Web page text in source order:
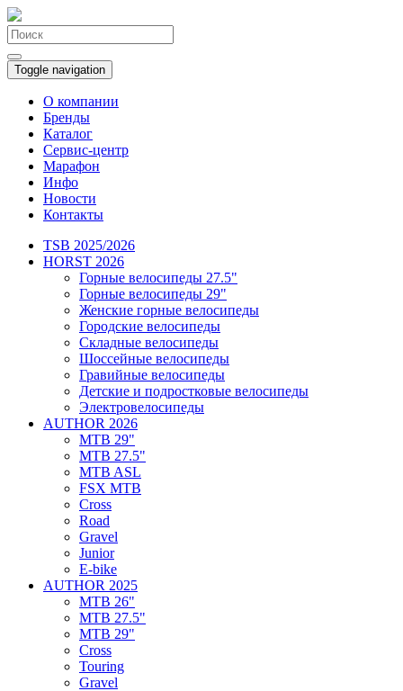
Toggle navigation
О компании
Бренды
Каталог
Сервис-центр
Марафон
Инфо
Новости
Контакты
TSB 2025/2026
HORST 2026
Горные велосипеды 27.5"
Горные велосипеды 29"
Женские горные велосипеды
Городские велосипеды
Складные велосипеды
Шоссейные велосипеды
Гравийные велосипеды
Детские и подростковые велосипеды
Электровелосипеды
AUTHOR 2026
MTB 29"
MTB 27.5"
MTB ASL
FSX MTB
Cross
Road
Gravel
Junior
E-bike
AUTHOR 2025
MTB 26"
MTB 27.5"
MTB 29"
Cross
Touring
Gravel